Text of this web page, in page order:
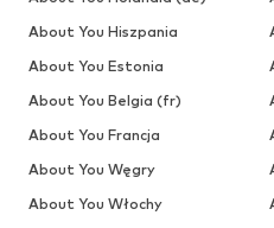
About You Hiszpania
About You Estonia
About You Belgia (fr)
About You Francja
About You Węgry
About You Włochy